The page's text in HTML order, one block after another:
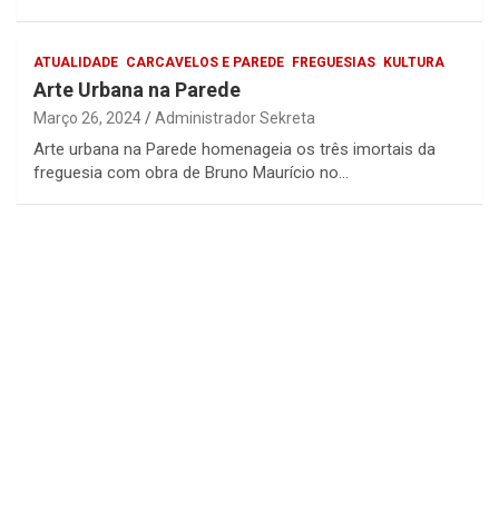
ATUALIDADE CARCAVELOS E PAREDE FREGUESIAS KULTURA
Arte Urbana na Parede
Março 26, 2024 Administrador Sekreta
Arte urbana na Parede homenageia os três imortais da
freguesia com obra de Bruno Maurício no…